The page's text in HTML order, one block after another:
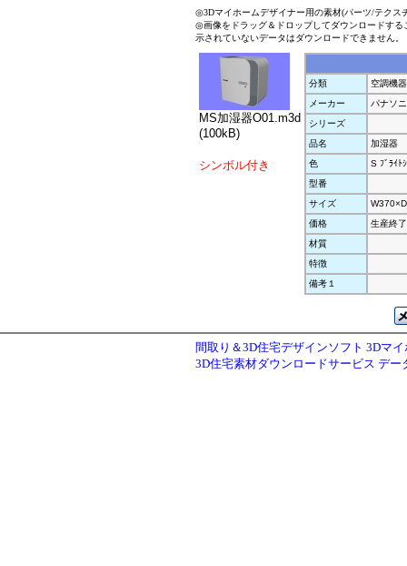
◎3Dマイホームデザイナー用の素材(パーツ/テクス
◎画像をドラッグ＆ドロップしてダウンロードす
示されていないデータはダウンロードできません。
MS加湿器O01.m3d
(100kB)
シンボル付き
分類
空調機
メーカー
パナソ
シリーズ
品名
加湿器
色
S ﾌﾞﾗｲﾄ
型番
サイズ
価格
生産終了
材質
特徴
備考１
間取り＆3D住宅デザインソフト 3Dマ
3D住宅素材ダウンロードサービス デー